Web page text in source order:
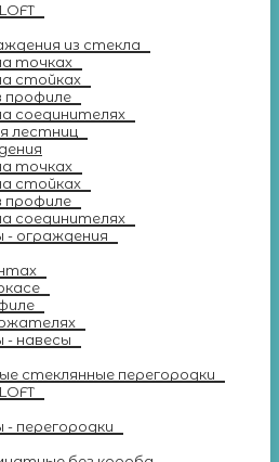
из стекла
точках
стойках
профиле
соединителях
лестниц
точках
стойках
профиле
соединителях
ограждения
навесы
стеклянные перегородки
перегородки